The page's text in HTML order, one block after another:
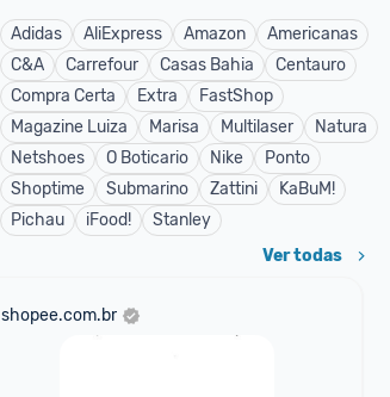
Adidas AliExpress Amazon
Americanas
C&A
Carrefour Casas Bahia
Centauro
Compra Certa
Extra
FastShop
Magazine Luiza
Marisa Multilaser
Natura
Netshoes
O Boticario Nike
Ponto
Shoptime
Submarino Zattini
KaBuM!
Pichau
iFood! Stanley
Ver todas
shopee.com.br